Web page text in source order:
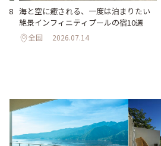
8 海と空に癒される、一度は泊まりたい
絶景インフィニティプールの宿10選
全国 2026.07.14